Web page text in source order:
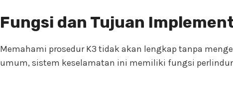
Fungsi dan Tujuan
Memahami prosedur K3 tidak akan lengkap tanpa
umum, sistem keselamatan ini memiliki fungsi